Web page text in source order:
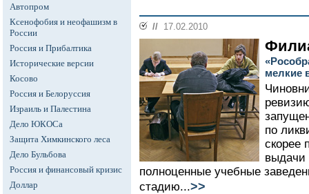
Автопром
Ксенофобия и неофашизм в
России
Россия и Прибалтика
Исторические версии
Косово
Россия и Белоруссия
Израиль и Палестина
Дело ЮКОСа
Защита Химкинского леса
Дело Бульбова
Россия и финансовый кризис
Доллар
// 17.02.2010
мелкие
по
скорее
выдачи
полноценные учебные
стадию...>>